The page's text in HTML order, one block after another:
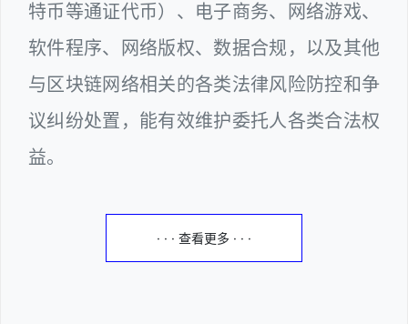
特币等通证代币）、电子商务、网络游戏、
软件程序、网络版权、数据合规，以及其他
与区块链网络相关的各类法律风险防控和争
议纠纷处置，能有效维护委托人各类合法权
益。
· · · 查看更多 · · ·